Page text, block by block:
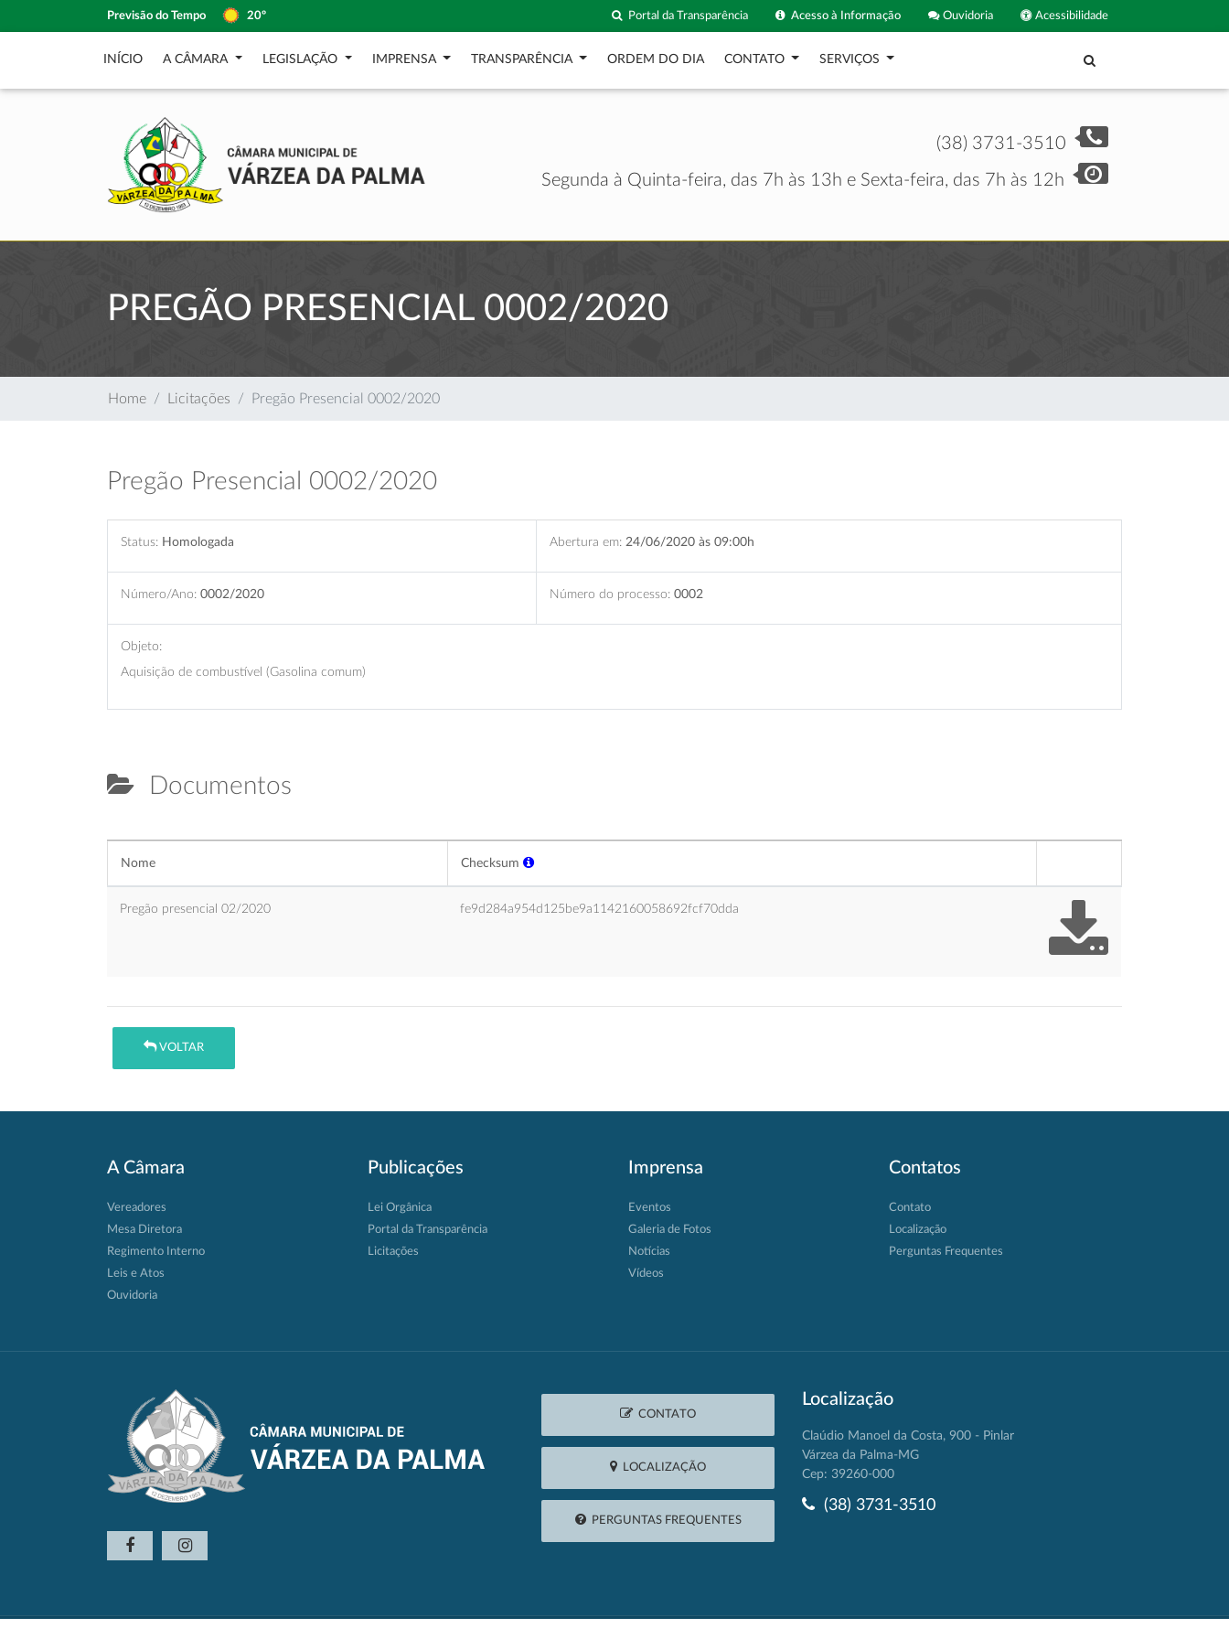
Previsão do Tempo 20º Acessibilidade
Ouvidoria
Acesso à Informação
Portal da Transparência
INÍCIO A CÂMARA LEGISLAÇÃO IMPRENSA TRANSPARÊNCIA ORDEM DO DIA CONTATO SERVIÇOS
(38) 3731-3510
Segunda à Quinta-feira, das 7h às 13h e Sexta-feira, das 7h às 12h
PREGÃO PRESENCIAL 0002/2020
Home Licitações Pregão Presencial 0002/2020
Pregão Presencial 0002/2020
Status: Homologada Abertura em: 24/06/2020 às 09:00h
Número/Ano: 0002/2020 Número do processo: 0002
Objeto:
Aquisição de combustível (Gasolina comum)
Documentos
Nome Checksum
Pregão presencial 02/2020 fe9d284a954d125be9a1142160058692fcf70dda
VOLTAR
A Câmara
Vereadores
Mesa Diretora
Regimento Interno
Leis e Atos
Ouvidoria
Publicações
Lei Orgânica
Portal da Transparência
Licitações
Imprensa
Eventos
Galeria de Fotos
Notícias
Vídeos
Contatos
Contato
Localização
Perguntas Frequentes
CONTATO
LOCALIZAÇÃO
PERGUNTAS FREQUENTES
Localização
Claúdio Manoel da Costa, 900 - Pinlar
Várzea da Palma-MG
Cep: 39260-000
(38) 3731-3510